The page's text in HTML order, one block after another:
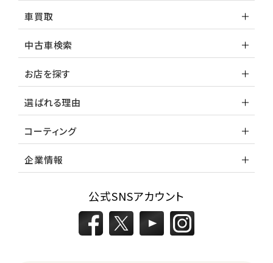
車買取
中古車検索
お店を探す
選ばれる理由
コーティング
企業情報
公式SNSアカウント